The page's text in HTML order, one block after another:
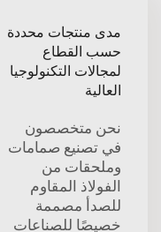
مدى منتجات محددة
حسب القطاع
لمجالات التكنولوجيا
العالية
نحن متخصصون
في تصنيع صمامات
وملحقات من
الفولاذ المقاوم
للصدأ مصممة
خصيصًا للصناعات